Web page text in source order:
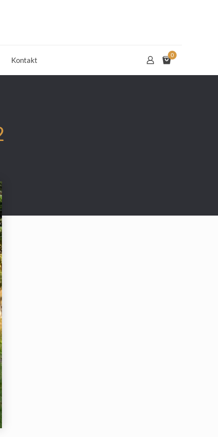
Kontakt
0